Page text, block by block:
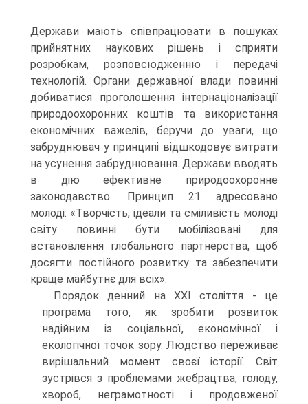
Держави мають співпрацювати в пошуках
прийнятних наукових рішень і сприяти
розробкам, розповсюдженню і передачі
технологій. Органи державної влади повинні
добиватися проголошення інтернаціоналізації
природоохоронних коштів та використання
економічних важелів, беручи до уваги, що
забруднювач у принципі відшкодовує витрати
на усунення забруднювання. Держави вводять
в дію ефективне природоохоронне
законодавство. Принцип 21 адресовано
молоді: «Творчість, ідеали та сміливість молоді
світу повинні бути мобілізовані для
встановлення глобального партнерства, щоб
досягти постійного розвитку та забезпечити
краще майбутнє для всіх».
Порядок денний на XXI століття - це
програма того, як зробити розвиток
надійним із соціальної, економічної і
екологічної точок зору. Людство переживає
вирішальний момент своєї історії. Світ
зустрівся з проблемами жебрацтва, голоду,
хвороб, неграмотності і продовженої